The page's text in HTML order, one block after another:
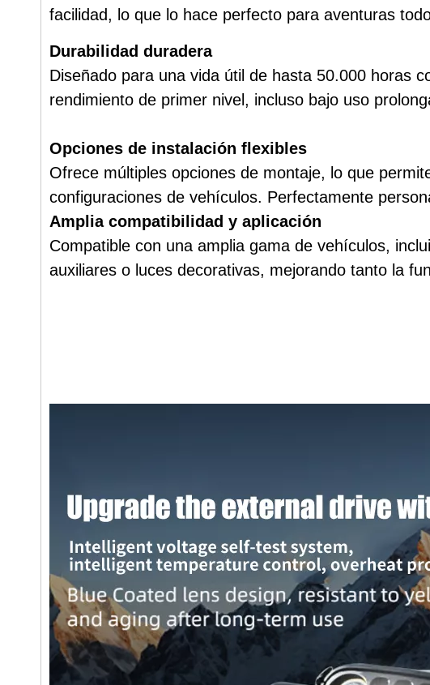
facilidad, lo que lo hace perfecto para aventuras
Durabilidad duradera
Diseñado para una vida útil de hasta 50.000 horas
rendimiento de primer nivel, incluso bajo uso
Opciones de instalación flexibles
Ofrece múltiples opciones de montaje, lo que
configuraciones de vehículos. Perfectamente
Amplia compatibilidad y aplicación
Compatible con una amplia gama de vehículos,
auxiliares o luces decorativas, mejorando tanto la